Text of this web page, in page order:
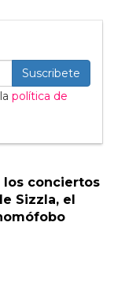
Suscribete
política de
los conciertos
Sizzla, el